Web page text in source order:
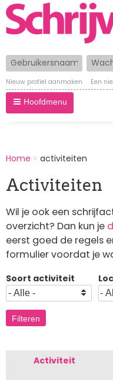
Gebruikersnaam
Nieuw profiel aanmaken Een
Hoofdmenu
BREADCRUMBS
You
here:
Home activiteiten
Activiteiten
Wil je ook een
overzicht? Dan kun je
eerst goed de regels
formulier voordat je
Soort activiteit
Activiteit